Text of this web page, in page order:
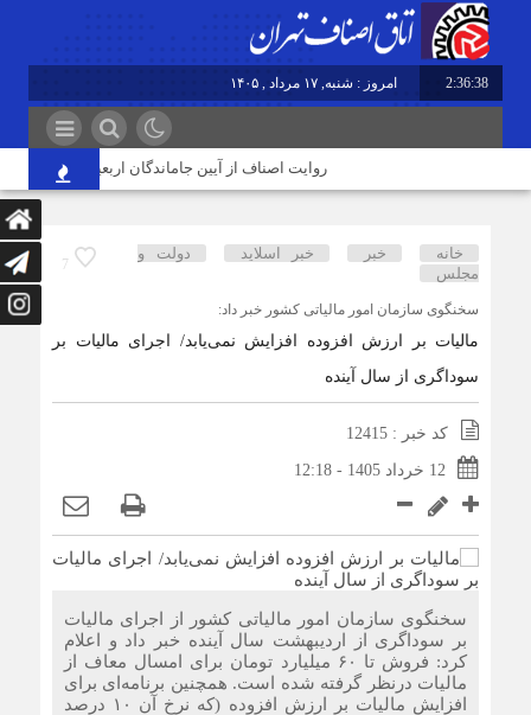
2:36:39 برابر با : Saturday - 8 August - 2026
روایت اصناف از آیین جاماندگان اربعین در تهران؛ از
7
خانه خبر خبر اسلايد
دولت و
مجلس
سخنگوی سازمان امور مالیاتی کشور خبر داد:
مالیات بر ارزش افزوده افزایش نمی‌یابد/ اجرای مالیات بر
سوداگری از سال آینده
کد خبر : 12415
12 خرداد 1405 - 12:18
سخنگوی سازمان امور مالیاتی کشور از اجرای مالیات
بر سوداگری از اردیبهشت سال آینده خبر داد و اعلام
کرد: فروش تا ۶۰ میلیارد تومان برای امسال معاف از
مالیات درنظر گرفته شده است. همچنین برنامه‌ای برای
افزایش مالیات بر ارزش افزوده (که نرخ آن ۱۰ درصد